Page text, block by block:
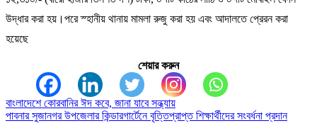
উদ্ধার করা হয়।পরে স্হানীয় থানায় মামলা রুজু করা হয় এবং আদালতে প্রেরন করা
হয়েছে
শেয়ার করুন
Post
navigation
বাংলাদেশে কোরবানির ঈদ কবে, জানা যাবে সন্ধ্যায়
পাবনার সুজানগর উপজেলার কিন্ডারগার্টেনে বৃত্তিপ্রাপ্ত শিক্ষার্থীদের সংবর্ধনা প্রদান